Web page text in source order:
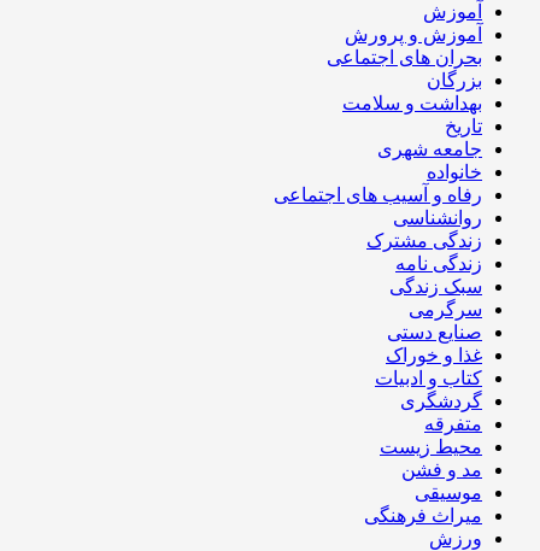
آموزش
آموزش و پرورش
بحران های اجتماعی
بزرگان
بهداشت و سلامت
تاریخ
جامعه شهری
خانواده
رفاه و آسیب های اجتماعی
روانشناسی
زندگی مشترک
زندگی نامه
سبک زندگی
سرگرمی
صنایع دستی
غذا و خوراک
کتاب و ادبیات
گردشگری
متفرقه
محیط زیست
مد و فشن
موسیقی
میراث فرهنگی
ورزش